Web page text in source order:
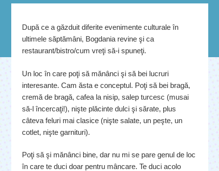
După ce a găzduit diferite evenimente culturale în
ultimele săptămâni, Bogdania revine şi ca
restaurant/bistro/cum vreţi să-i spuneţi.
Un loc în care poţi să mănânci şi să bei lucruri
interesante. Cam ăsta e conceptul. Poţi să bei bragă,
cremă de bragă, cafea la nisip, salep turcesc (musai
să-l încercaţi!), nişte plăcinte dulci şi sărate, plus
câteva feluri mai clasice (nişte salate, un peşte, un
cotlet, nişte garnituri).
Poţi să şi mănânci bine, dar nu mi se pare genul de loc
în care te duci doar pentru mâncare. Te duci acolo